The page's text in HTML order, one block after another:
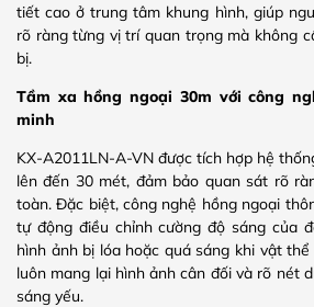
tiết cao ở trung tâm khung hình, giúp
rõ ràng từng vị trí quan trọng mà không
bị.
Tầm xa hồng ngoại 30m với công
minh
KX-A2011LN-A-VN được tích hợp hệ
lên đến 30 mét, đảm bảo quan sát rõ
toàn. Đặc biệt, công nghệ hồng ngoại
tự động điều chỉnh cường độ sáng của
hình ảnh bị lóa hoặc quá sáng khi vật
luôn mang lại hình ảnh cân đối và rõ nét
sáng yếu.